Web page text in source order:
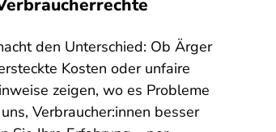
den Unterschied: Ob Ärger
Kosten oder unfaire
zeigen, wo es Probleme
Verbraucher:innen besser